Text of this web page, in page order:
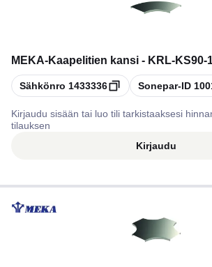
MEKA-Kaapelitien kansi - KRL-KS90-
Kopioi
Sähkönro 1433336 Kopioi
Sonepar-ID
Kirjaudu sisään tai luo tili tarkistaaksesi
tilauksen
Kirjaudu